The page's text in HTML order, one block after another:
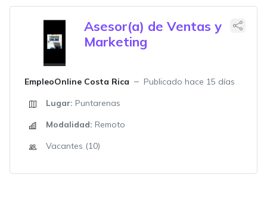
Asesor(a) de Ventas y
Marketing
EmpleoOnline Costa Rica
Publicado hace 15 días
Lugar: Puntarenas
Modalidad: Remoto
Vacantes (10)